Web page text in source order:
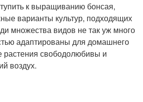
к выращиванию бонсая,
варианты культур, подходящих
множества видов не так уж много
адаптированы для домашнего
растения свободолюбивы и
воздух.